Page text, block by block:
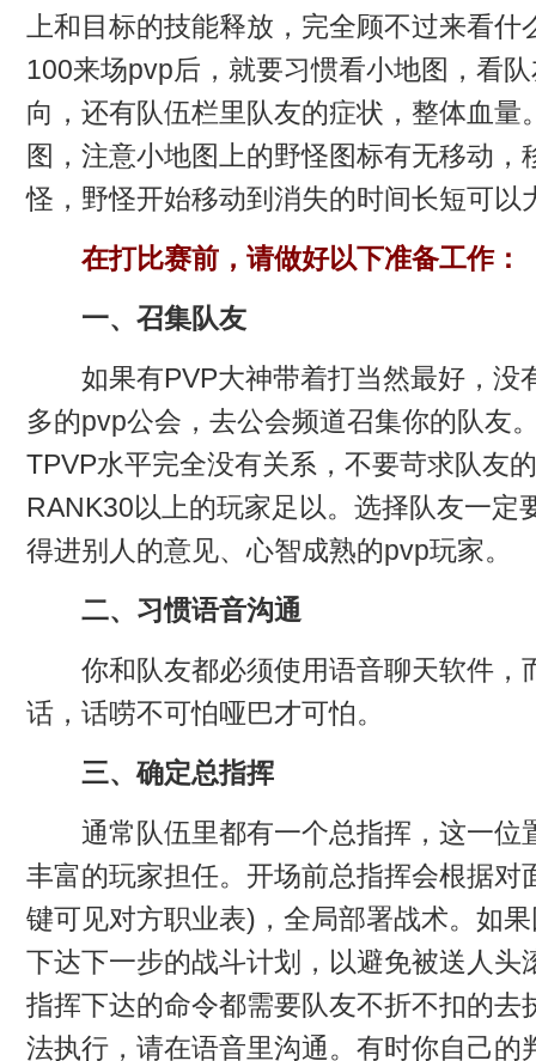
上和目标的技能释放，完全顾不过来看什
100来场pvp后，就要习惯看小地图，看
向，还有队伍栏里队友的症状，整体血量
图，注意小地图上的野怪图标有无移动，
怪，野怪开始移动到消失的时间长短可以
在打比赛前，请做好以下准备工作：
一、召集队友
如果有PVP大神带着打当然最好，没
多的pvp公会，去公会频道召集你的队友
TPVP水平完全没有关系，不要苛求队友
RANK30以上的玩家足以。选择队友一定
得进别人的意见、心智成熟的pvp玩家。
二、习惯语音沟通
你和队友都必须使用语音聊天软件，
话，话唠不可怕哑巴才可怕。
三、确定总指挥
通常队伍里都有一个总指挥，这一位
丰富的玩家担任。开场前总指挥会根据对
键可见对方职业表)，全局部署战术。如
下达下一步的战斗计划，以避免被送人头
指挥下达的命令都需要队友不折不扣的去
法执行，请在语音里沟通。有时你自己的